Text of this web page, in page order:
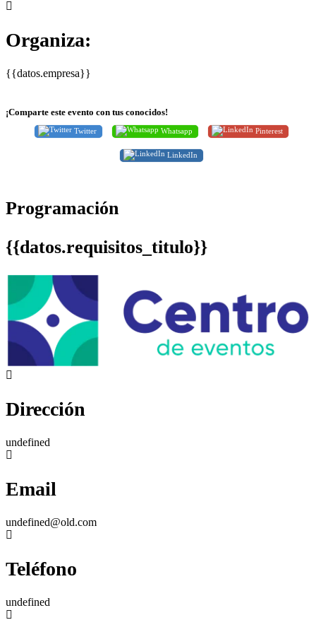
Organiza:
{{datos.empresa}}
¡Comparte este evento con tus conocidos!
Twitter Whatsapp Pinterest
LinkedIn
Programación
{{datos.requisitos_titulo}}
Dirección
undefined
Email
undefined@old.com
Teléfono
undefined